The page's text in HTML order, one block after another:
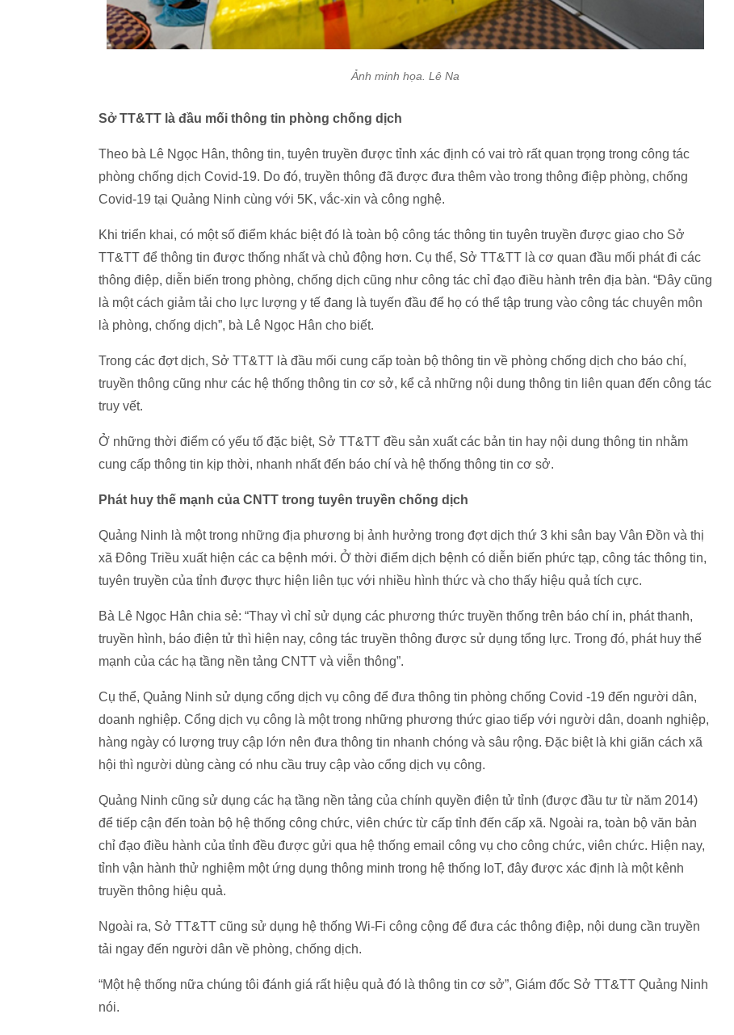
Ảnh minh họa. Lê Na
Sở TT&TT là đầu mối thông tin phòng chống dịch
Theo bà Lê Ngọc Hân, thông tin, tuyên truyền được tỉnh xác định có vai trò rất quan trọng trong công tác
phòng chống dịch Covid-19. Do đó, truyền thông đã được đưa thêm vào trong thông điệp phòng, chống
Covid-19 tại Quảng Ninh cùng với 5K, vắc-xin và công nghệ.
Khi triển khai, có một số điểm khác biệt đó là toàn bộ công tác thông tin tuyên truyền được giao cho Sở
TT&TT để thông tin được thống nhất và chủ động hơn. Cụ thể, Sở TT&TT là cơ quan đầu mối phát đi các
thông điệp, diễn biến trong phòng, chống dịch cũng như công tác chỉ đạo điều hành trên địa bàn. “Đây cũng
là một cách giảm tải cho lực lượng y tế đang là tuyến đầu để họ có thể tập trung vào công tác chuyên môn
là phòng, chống dịch”, bà Lê Ngọc Hân cho biết.
Trong các đợt dịch, Sở TT&TT là đầu mối cung cấp toàn bộ thông tin về phòng chống dịch cho báo chí,
truyền thông cũng như các hệ thống thông tin cơ sở, kể cả những nội dung thông tin liên quan đến công tác
truy vết.
Ở những thời điểm có yếu tố đặc biệt, Sở TT&TT đều sản xuất các bản tin hay nội dung thông tin nhằm
cung cấp thông tin kịp thời, nhanh nhất đến báo chí và hệ thống thông tin cơ sở.
Phát huy thế mạnh của CNTT trong tuyên truyền chống dịch
Quảng Ninh là một trong những địa phương bị ảnh hưởng trong đợt dịch thứ 3 khi sân bay Vân Đồn và thị
xã Đông Triều xuất hiện các ca bệnh mới. Ở thời điểm dịch bệnh có diễn biến phức tạp, công tác thông tin,
tuyên truyền của tỉnh được thực hiện liên tục với nhiều hình thức và cho thấy hiệu quả tích cực.
Bà Lê Ngọc Hân chia sẻ: “Thay vì chỉ sử dụng các phương thức truyền thống trên báo chí in, phát thanh,
truyền hình, báo điện tử thì hiện nay, công tác truyền thông được sử dụng tổng lực. Trong đó, phát huy thế
mạnh của các hạ tầng nền tảng CNTT và viễn thông”.
Cụ thể, Quảng Ninh sử dụng cổng dịch vụ công để đưa thông tin phòng chống Covid -19 đến người dân,
doanh nghiệp. Cổng dịch vụ công là một trong những phương thức giao tiếp với người dân, doanh nghiệp,
hàng ngày có lượng truy cập lớn nên đưa thông tin nhanh chóng và sâu rộng. Đặc biệt là khi giãn cách xã
hội thì người dùng càng có nhu cầu truy cập vào cổng dịch vụ công.
Quảng Ninh cũng sử dụng các hạ tầng nền tảng của chính quyền điện tử tỉnh (được đầu tư từ năm 2014)
để tiếp cận đến toàn bộ hệ thống công chức, viên chức từ cấp tỉnh đến cấp xã. Ngoài ra, toàn bộ văn bản
chỉ đạo điều hành của tỉnh đều được gửi qua hệ thống email công vụ cho công chức, viên chức. Hiện nay,
tỉnh vận hành thử nghiệm một ứng dụng thông minh trong hệ thống IoT, đây được xác định là một kênh
truyền thông hiệu quả.
Ngoài ra, Sở TT&TT cũng sử dụng hệ thống Wi-Fi công cộng để đưa các thông điệp, nội dung cần truyền
tải ngay đến người dân về phòng, chống dịch.
“Một hệ thống nữa chúng tôi đánh giá rất hiệu quả đó là thông tin cơ sở”, Giám đốc Sở TT&TT Quảng Ninh
nói.